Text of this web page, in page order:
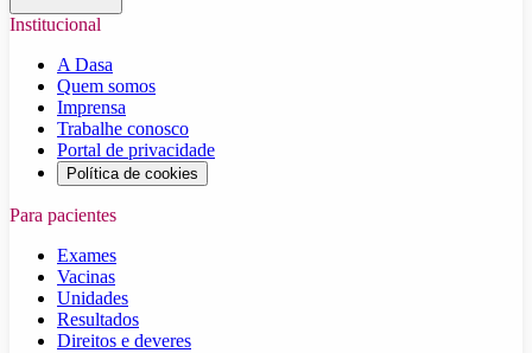
Institucional
A Dasa
Quem somos
Imprensa
Trabalhe conosco
Portal de privacidade
Política de cookies
Para pacientes
Exames
Vacinas
Unidades
Resultados
Direitos e deveres